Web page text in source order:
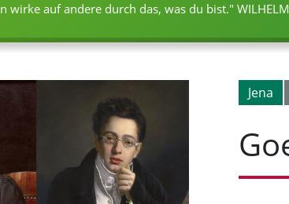
wirke auf andere durch das, was du bist."
Jena